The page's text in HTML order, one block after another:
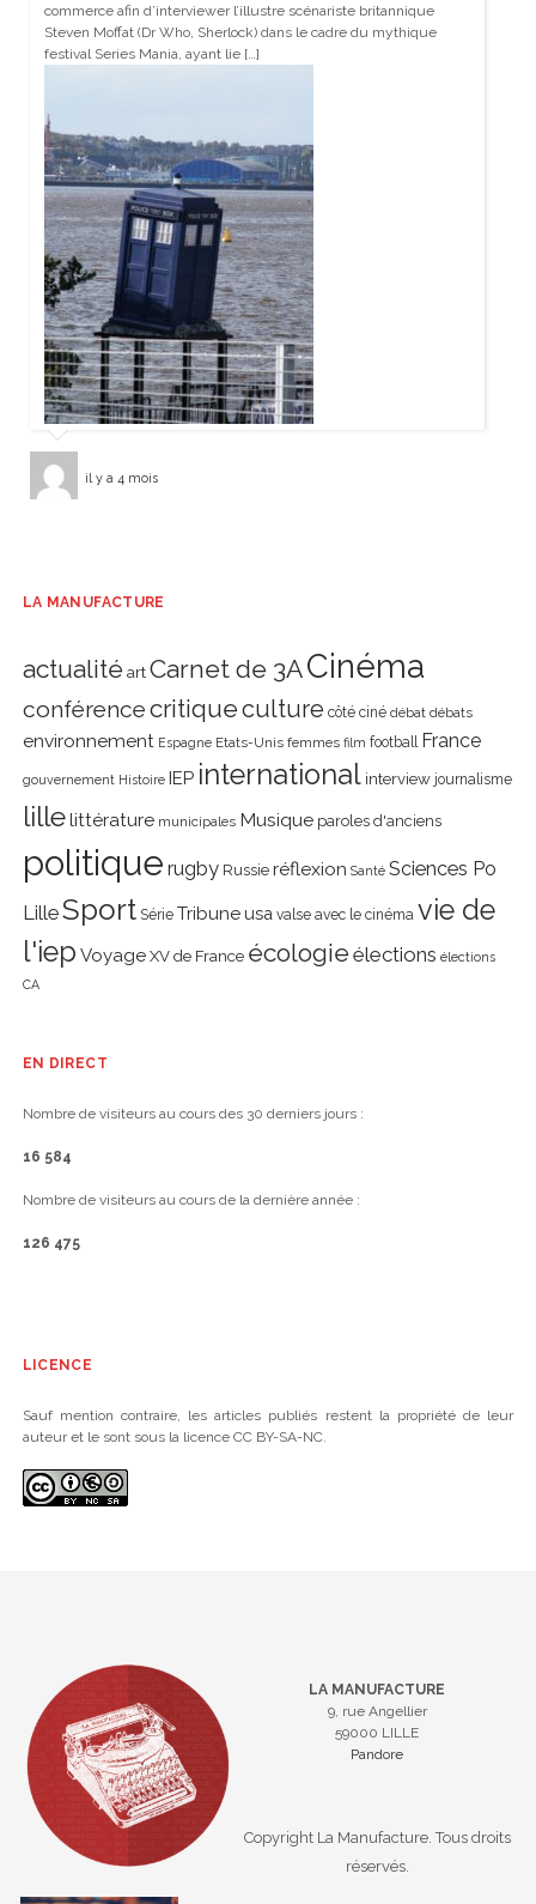
commerce afin d’interviewer l’illustre scénariste britannique
Steven Moffat (Dr Who, Sherlock) dans le cadre du mythique
festival Series Mania, ayant lie […]
il y a 4 mois
LA MANUFACTURE
actualité art Carnet de 3ACinéma
conférencecritiqueculture côté ciné débat débats
environnement Espagne Etats-Unis femmes film football France
gouvernement Histoire IEP international interview journalisme
lillelittérature municipales Musique paroles d'anciens
politique rugby Russie réflexion Santé Sciences Po
LilleSport Série Tribune usa valse avec le cinéma vie de
l'iep Voyage XV de France écologie élections élections
CA
EN DIRECT
Nombre de visiteurs au cours des 30 derniers jours :
16 584
Nombre de visiteurs au cours de la dernière année :
126 475
LICENCE
Sauf mention contraire, les articles publiés restent la propriété de leur
auteur et le sont sous la licence CC BY-SA-NC.
LA MANUFACTURE
9, rue Angellier
59000 LILLE
Pandore
Copyright La Manufacture. Tous droits
réservés.